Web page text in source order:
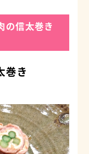
の信太巻き
巻き